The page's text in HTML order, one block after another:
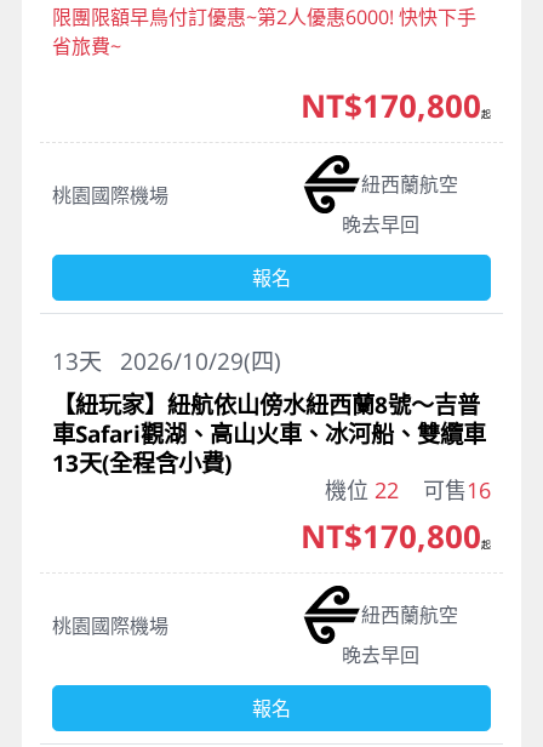
限團限額早鳥付訂優惠~第2人優惠6000! 快快下手
省旅費~
桃園國際機場
紐西蘭航空
晚去早回
NT$170,800起
報名
2026/10/29(四)
13天
【紐玩家】紐航依山傍水紐西蘭8號～吉普
車Safari觀湖、高山火車、冰河船、雙纜車
13天(全程含小費)
機位 22 可售16
桃園國際機場
紐西蘭航空
晚去早回
NT$170,800起
報名